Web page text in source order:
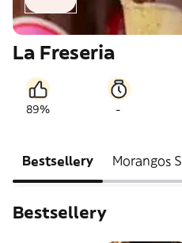
La Freseria
89% -
Bestsellery Morangos S
Bestsellery